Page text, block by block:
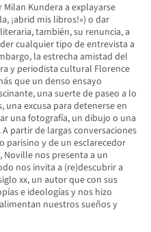
Kundera a explayarse
¡abrid mis libros!») o dar
también, su renuncia, a
cualquier tipo de entrevista a
la estrecha amistad del
y periodista cultural Florence
que un denso ensayo
una suerte de paseo a lo
una excusa para detenerse en
una fotografía, un dibujo o una
partir de largas conversaciones
parisino y de un esclarecedor
Noville nos presenta a un
nos invita a (re)descubrir a
xx, un autor que con sus
e ideologías y nos hizo
nuestros sueños y